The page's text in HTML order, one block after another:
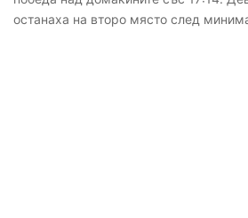
останаха на второ място след